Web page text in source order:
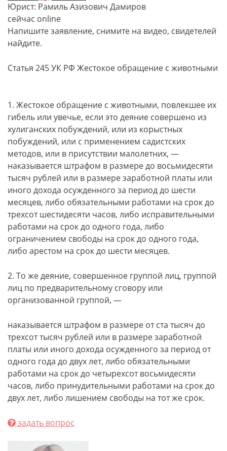
Юрист: Рамиль Азизович Дамиров
сейчас online
Напишите заявление, снимите на видео, свидетелей
найдите.
Статья 245 УК РФ Жестокое обращение с животными
1. Жестокое обращение с животными, повлекшее их
гибель или увечье, если это деяние совершено из
хулиганских побуждений, или из корыстных
побуждений, или с применением садистских
методов, или в присутствии малолетних, —
наказывается штрафом в размере до восьмидесяти
тысяч рублей или в размере заработной платы или
иного дохода осужденного за период до шести
месяцев, либо обязательными работами на срок до
трехсот шестидесяти часов, либо исправительными
работами на срок до одного года, либо
ограничением свободы на срок до одного года,
либо арестом на срок до шести месяцев.
2. То же деяние, совершенное группой лиц, группой
лиц по предварительному сговору или
организованной группой, —
наказывается штрафом в размере от ста тысяч до
трехсот тысяч рублей или в размере заработной
платы или иного дохода осужденного за период от
одного года до двух лет, либо обязательными
работами на срок до четырехсот восьмидесяти
часов, либо принудительными работами на срок до
двух лет, либо лишением свободы на тот же срок.
задать вопрос